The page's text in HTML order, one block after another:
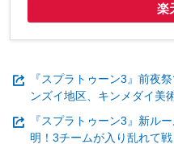
楽
『スプラトゥーン3』前夜
ンズイ地区、キンメダイ美
『スプラトゥーン3』新ル
明！3チームが入り乱れて